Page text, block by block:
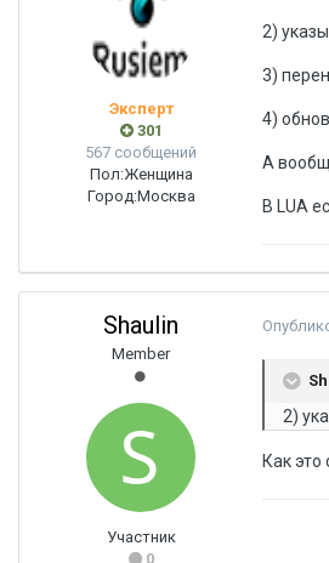
Эксперт
301
567 сообщений
Пол:Женщина
Город:Москва
2)
3)
4)
А
В LUA
Shaulin
Member
Участник
0
2)
Как это